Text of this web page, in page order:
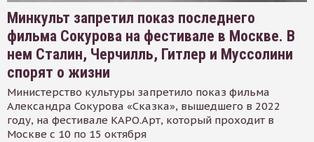
Минкульт запретил показ последнего
фильма Сокурова на фестивале в Москве. В
нем Сталин, Черчилль, Гитлер и Муссолини
спорят о жизни
Министерство культуры запретило показ фильма
Александра Сокурова «Сказка», вышедшего в 2022
году, на фестивале КАРО.Арт, который проходит в
Москве с 10 по 15 октября